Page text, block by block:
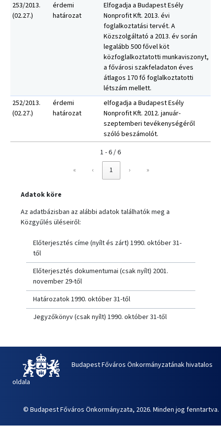
253/2013.
(02.27.)
érdemi
határozat
Elfogadja a Budapest Esély
Nonprofit Kft. 2013. évi
foglalkoztatási tervét. A
Közszolgáltató a 2013. év során
legalább 500 fővel köt
közfoglalkoztatotti munkaviszonyt,
a fővárosi szakfeladaton éves
átlagos 170 fő foglalkoztatotti
létszám mellett.
252/2013.
(02.27.)
érdemi
határozat
elfogadja a Budapest Esély
Nonprofit Kft. 2012. január-
szeptemberi tevékenységéről
szóló beszámolót.
1 - 6 / 6
«
‹ 1 › »
Adatok köre
Az adatbázisban az alábbi adatok találhatók meg a
Közgyűlés üléseiről:
Előterjesztés címe (nyílt és zárt) 1990. október 31-
től
Előterjesztés dokumentumai (csak nyílt) 2001.
november 29-től
Határozatok 1990. október 31-től
Jegyzőkönyv (csak nyílt) 1990. október 31-től
Budapest Főváros Önkormányzatának hivatalos
oldala
© Budapest Főváros Önkormányzata, 2026. Minden jog fenntartva.